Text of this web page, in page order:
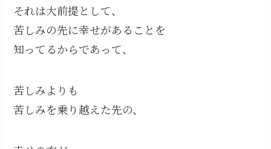
それは大前提として、
苦しみの先に幸せがあることを
知ってるからであって、
苦しみよりも
苦しみを乗り越えた先の、